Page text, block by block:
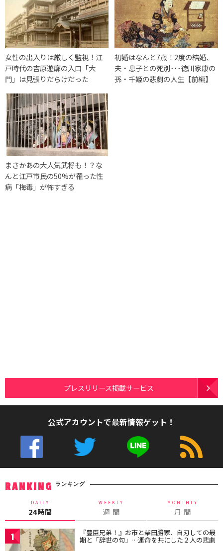
女性の出入りは厳しく監視！江
戸時代の吉原遊廓の入口「大
門」は見張りだらけだった
初婚はなんと7歳！2度の結婚、
夫・息子との死別･･･徳川家康の
孫・千姫の悲劇の人生【前編】
まさかあの大人気武将も！？な
んと江戸市民の50%が罹った性
病「梅毒」が怖すぎる
プレスリリース掲載サービス
公式アカウントで最新情報ゲット！
RANKING ランキング
DAILY
24時間
WEEKLY
週 間
MONTHLY
月 間
1 『豊臣兄弟！』お市と柴田勝家、自刃しての最
期と「辞世の句」…運命を共にした２人の悲劇